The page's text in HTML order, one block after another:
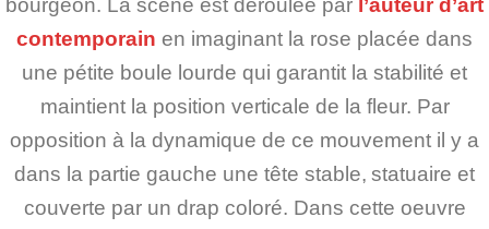
bourgeon. La scène est déroulée par l’auteur d’art
contemporain en imaginant la rose placée dans
une pétite boule lourde qui garantit la stabilité et
maintient la position verticale de la fleur. Par
opposition à la dynamique de ce mouvement il y a
dans la partie gauche une tête stable, statuaire et
couverte par un drap coloré. Dans cette oeuvre